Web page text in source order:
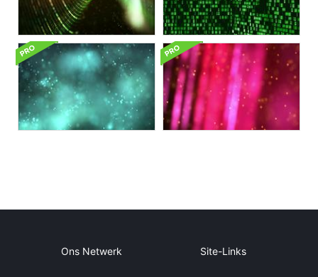
Ons Netwerk Site-Links